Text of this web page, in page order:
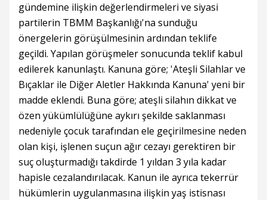
gündemine ilişkin değerlendirmeleri ve siyasi
partilerin TBMM Başkanlığı'na sunduğu
önergelerin görüşülmesinin ardından teklife
geçildi. Yapılan görüşmeler sonucunda teklif kabul
edilerek kanunlaştı. Kanuna göre; 'Ateşli Silahlar ve
Bıçaklar ile Diğer Aletler Hakkında Kanuna' yeni bir
madde eklendi. Buna göre; ateşli silahın dikkat ve
özen yükümlülüğüne aykırı şekilde saklanması
nedeniyle çocuk tarafından ele geçirilmesine neden
olan kişi, işlenen suçun ağır cezayı gerektiren bir
suç oluşturmadığı takdirde 1 yıldan 3 yıla kadar
hapisle cezalandırılacak. Kanun ile ayrıca tekerrür
hükümlerin uygulanmasına ilişkin yaş istisnası